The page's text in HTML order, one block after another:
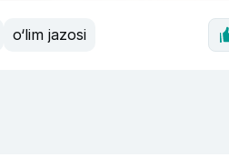
o‘lim jazosi